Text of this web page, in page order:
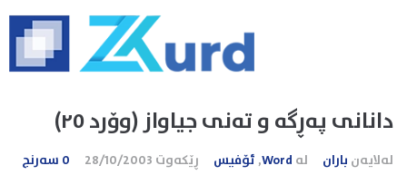
دانانی په‌ڕگه‌ و ته‌نی جیاواز (وۆرد ٢٥)
لەلایەن باران لە Word
,ئۆفیس ڕێکەوت 28/10/2003 0 سەرنج